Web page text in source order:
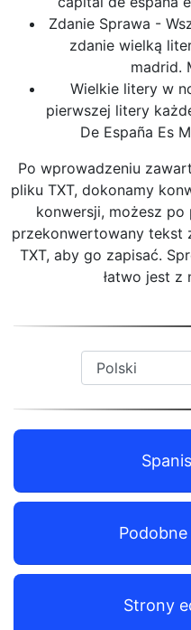
Zdanie Sprawa -
zdanie wielką
madrid.
Wielkie litery w
pierwszej litery
De España Es
Po wprowadzeniu
pliku TXT, dokonamy
konwersji, możesz
przekonwertowany tekst
TXT, aby go zapisać.
łatwo jest z
Strony